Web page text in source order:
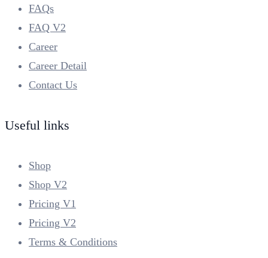
FAQs
FAQ V2
Career
Career Detail
Contact Us
Useful links
Shop
Shop V2
Pricing V1
Pricing V2
Terms & Conditions